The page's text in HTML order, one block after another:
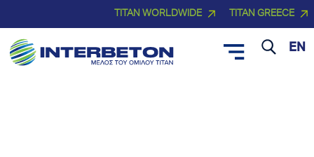
TITAN WORLDWIDE TITAN GREECE
EN